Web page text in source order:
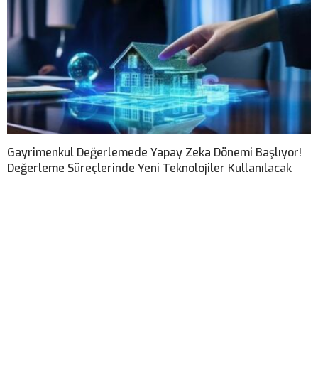
Gayrimenkul Değerlemede Yapay Zeka Dönemi Başlıyor!
Değerleme Süreçlerinde Yeni Teknolojiler Kullanılacak